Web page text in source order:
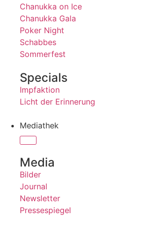
Chanukka on Ice
Chanukka Gala
Poker Night
Schabbes
Sommerfest
Specials
Impfaktion
Licht der Erinnerung
Mediathek
Media
Bilder
Journal
Newsletter
Pressespiegel